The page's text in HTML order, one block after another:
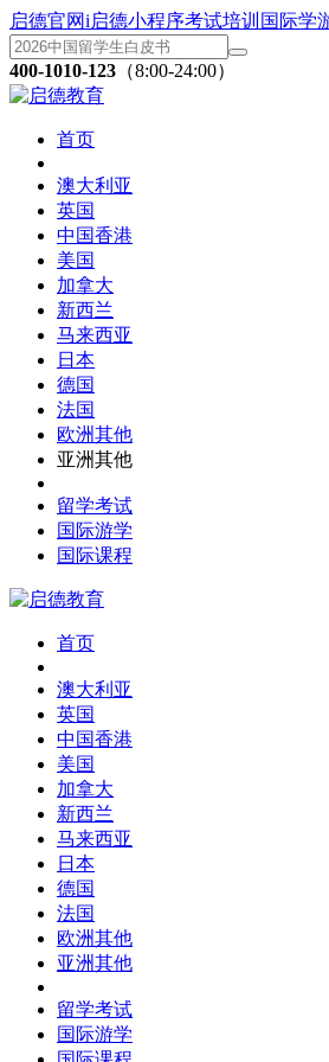
启德官网i启德小程序考试培训 国际学
400-1010-123 （8:00-24:00）
首页
澳大利亚
英国
中国香港
美国
加拿大
新西兰
马来西亚
日本
德国
法国
欧洲其他
亚洲其他
留学考试
国际游学
国际课程
首页
澳大利亚
英国
中国香港
美国
加拿大
新西兰
马来西亚
日本
德国
法国
欧洲其他
亚洲其他
留学考试
国际游学